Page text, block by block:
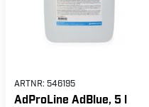
ARTNR: 546195
AdProLine AdBlue, 5 l